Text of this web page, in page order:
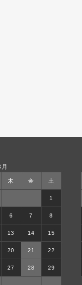
木 金 土
1
6 7 8
13 14 15
20 21 22
27 28 29